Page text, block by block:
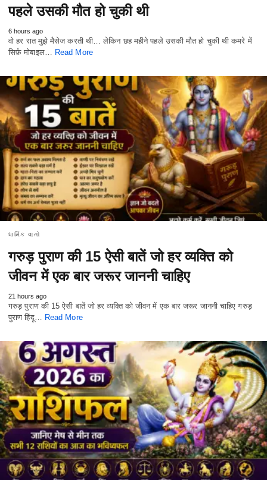
पहले उसकी मौत हो चुकी थी
6 hours ago
वो हर रात मुझे मैसेज करती थी… लेकिन छह महीने पहले उसकी मौत हो चुकी थी कमरे में
सिर्फ़ मोबाइल…
Read More
ધાર્મિક વાતો
गरुड़ पुराण की 15 ऐसी बातें जो हर व्यक्ति को
जीवन में एक बार जरूर जाननी चाहिए
21 hours ago
गरुड़ पुराण की 15 ऐसी बातें जो हर व्यक्ति को जीवन में एक बार जरूर जाननी चाहिए गरुड़
पुराण हिंदू… Read More